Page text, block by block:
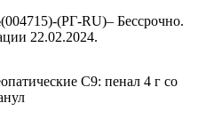
(РГ-RU)– Бессрочно.
22.02.2024.
C9: пенал 4 г со